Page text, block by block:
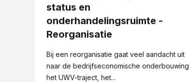
status en
onderhandelingsruimte -
Reorganisatie
Bij een reorganisatie gaat veel aandacht uit
naar de bedrijfseconomische onderbouwing,
het UWV-traject, het...